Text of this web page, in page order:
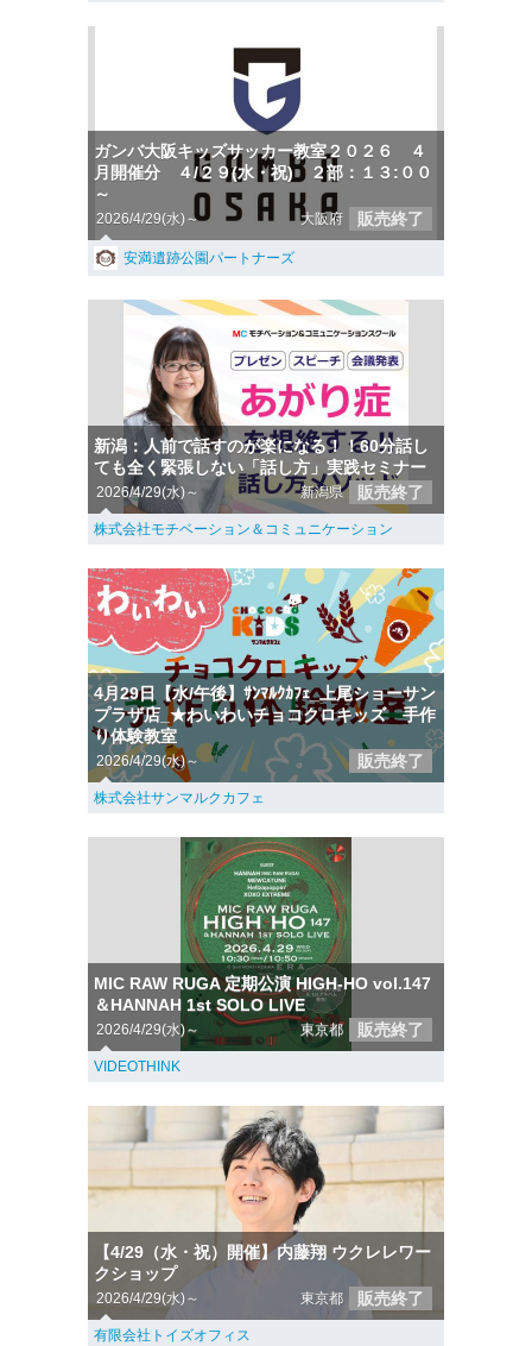
ガンバ大阪キッズサッカー教室２０２６ ４
月開催分 ４/２９(水・祝) ２部：１３:００
～
2026/4/29(水)～ 大阪府 販売終了
安満遺跡公園パートナーズ
新潟：人前で話すのが楽になる！！60分話し
ても全く緊張しない「話し方」実践セミナー
2026/4/29(水)～ 新潟県 販売終了
株式会社モチベーション＆コミュニケーション
4月29日【水/午後】ｻﾝﾏﾙｸｶﾌｪ_上尾ショーサン
プラザ店_★わいわいチョコクロキッズ 手作
り体験教室
2026/4/29(水)～ 販売終了
株式会社サンマルクカフェ
MIC RAW RUGA 定期公演 HIGH-HO vol.147
＆HANNAH 1st SOLO LIVE
2026/4/29(水)～ 東京都 販売終了
VIDEOTHINK
【4/29（水・祝）開催】内藤翔 ウクレレワー
クショップ
2026/4/29(水)～ 東京都 販売終了
有限会社トイズオフィス